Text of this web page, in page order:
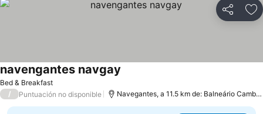
Compartir
Bed & Breakfast
navengantes navgay
/ Puntuación no disponible Navegantes, a 11.5 km de: Balneário